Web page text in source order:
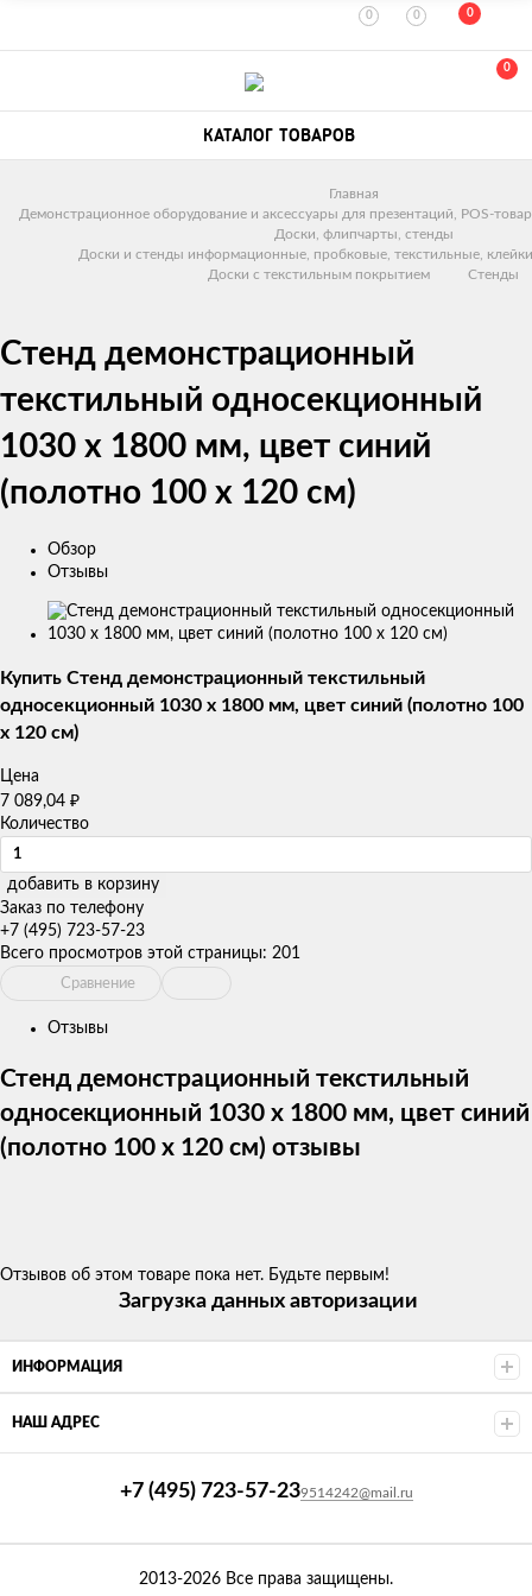
0 0 0
0
КАТАЛОГ ТОВАРОВ
Главная
Демонстрационное оборудование и аксессуары для презентаций, POS-
Доски, флипчарты, стенды
Доски и стенды информационные, пробковые, текстильные,
Доски с текстильным покрытием
Стенды
Стенд демонстрационный
текстильный односекционный
1030 х 1800 мм, цвет синий
(полотно 100 х 120 см)
Обзор
Отзывы
Изображения
Купить Стенд демонстрационный текстильный
односекционный 1030 х 1800 мм, цвет синий (полотно 100
х 120 см)
Цена
7 089,04 ₽
Количество
добавить в корзину
Заказ по телефону
+7 (495) 723-57-23
Всего просмотров этой страницы: 201
Сравнение
Отзывы
Стенд демонстрационный текстильный
односекционный 1030 х 1800 мм, цвет синий
(полотно 100 х 120 см) отзывы
Отзывов об этом товаре пока нет. Будьте первым!
Загрузка данных авторизации
ИНФОРМАЦИЯ
НАШ АДРЕС
+7 (495) 723-57-239514242@mail.ru
2013-2026 Все права защищены.